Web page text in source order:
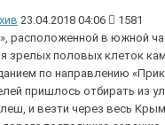
23.04.2018 04:06
1581
расположенной в южной
зрелых половых клеток
по направлению
пришлось отбирать из
и везти через весь